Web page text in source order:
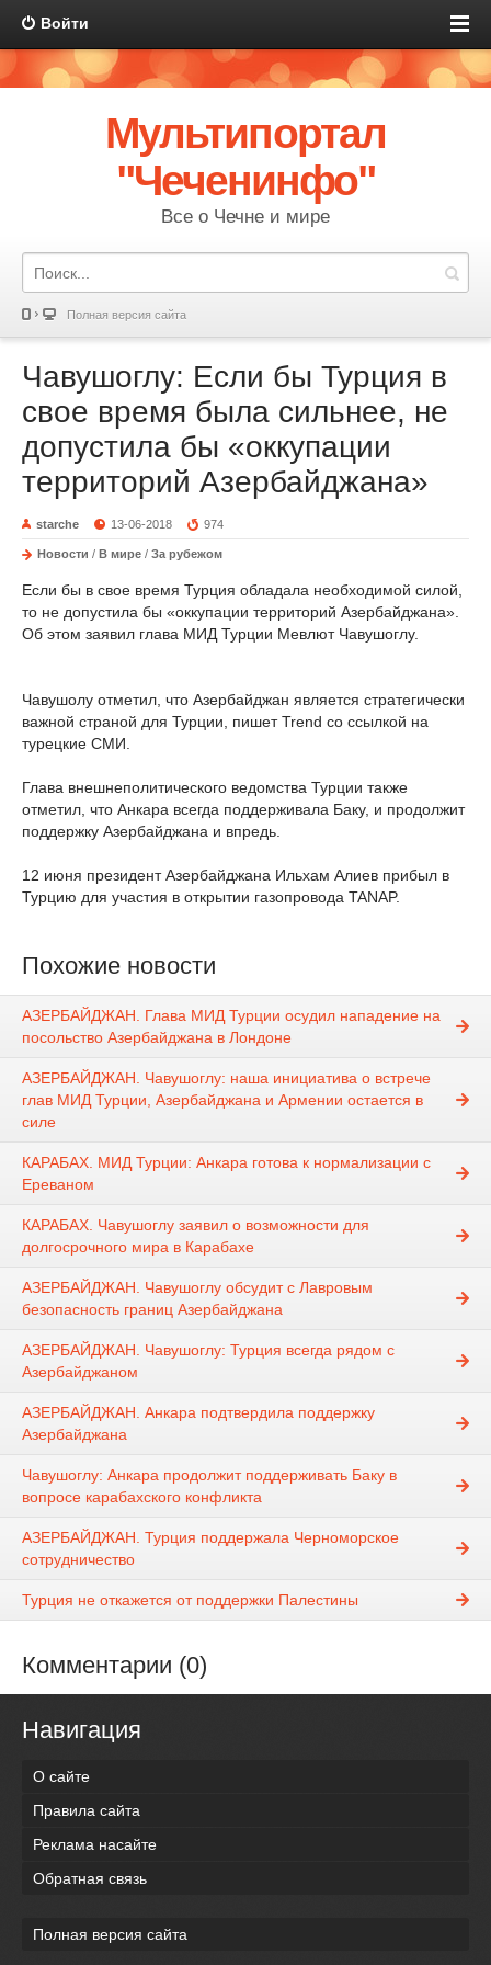
Войти
Мультипортал
"Чеченинфо"
Все о Чечне и мире
Полная версия сайта
Чавушоглу: Если бы Турция в
свое время была сильнее, не
допустила бы «оккупации
территорий Азербайджана»
starche 13-06-2018 974
Новости / В мире / За рубежом
Если бы в свое время Турция обладала необходимой силой,
то не допустила бы «оккупации территорий Азербайджана».
Об этом заявил глава МИД Турции Мевлют Чавушоглу.
Чавушолу отметил, что Азербайджан является стратегически
важной страной для Турции, пишет Trend со ссылкой на
турецкие СМИ.
Глава внешнеполитического ведомства Турции также
отметил, что Анкара всегда поддерживала Баку, и продолжит
поддержку Азербайджана и впредь.
12 июня президент Азербайджана Ильхам Алиев прибыл в
Турцию для участия в открытии газопровода TANAP.
Похожие новости
АЗЕРБАЙДЖАН. Глава МИД Турции осудил нападение на
посольство Азербайджана в Лондоне
АЗЕРБАЙДЖАН. Чавушоглу: наша инициатива о встрече
глав МИД Турции, Азербайджана и Армении остается в
силе
КАРАБАХ. МИД Турции: Анкара готова к нормализации с
Ереваном
КАРАБАХ. Чавушоглу заявил о возможности для
долгосрочного мира в Карабахе
АЗЕРБАЙДЖАН. Чавушоглу обсудит с Лавровым
безопасность границ Азербайджана
АЗЕРБАЙДЖАН. Чавушоглу: Турция всегда рядом с
Азербайджаном
АЗЕРБАЙДЖАН. Анкара подтвердила поддержку
Азербайджана
Чавушоглу: Анкара продолжит поддерживать Баку в
вопросе карабахского конфликта
АЗЕРБАЙДЖАН. Турция поддержала Черноморское
сотрудничество
Турция не откажется от поддержки Палестины
Комментарии (0)
Навигация
О сайте
Правила сайта
Реклама насайте
Обратная связь
Полная версия сайта